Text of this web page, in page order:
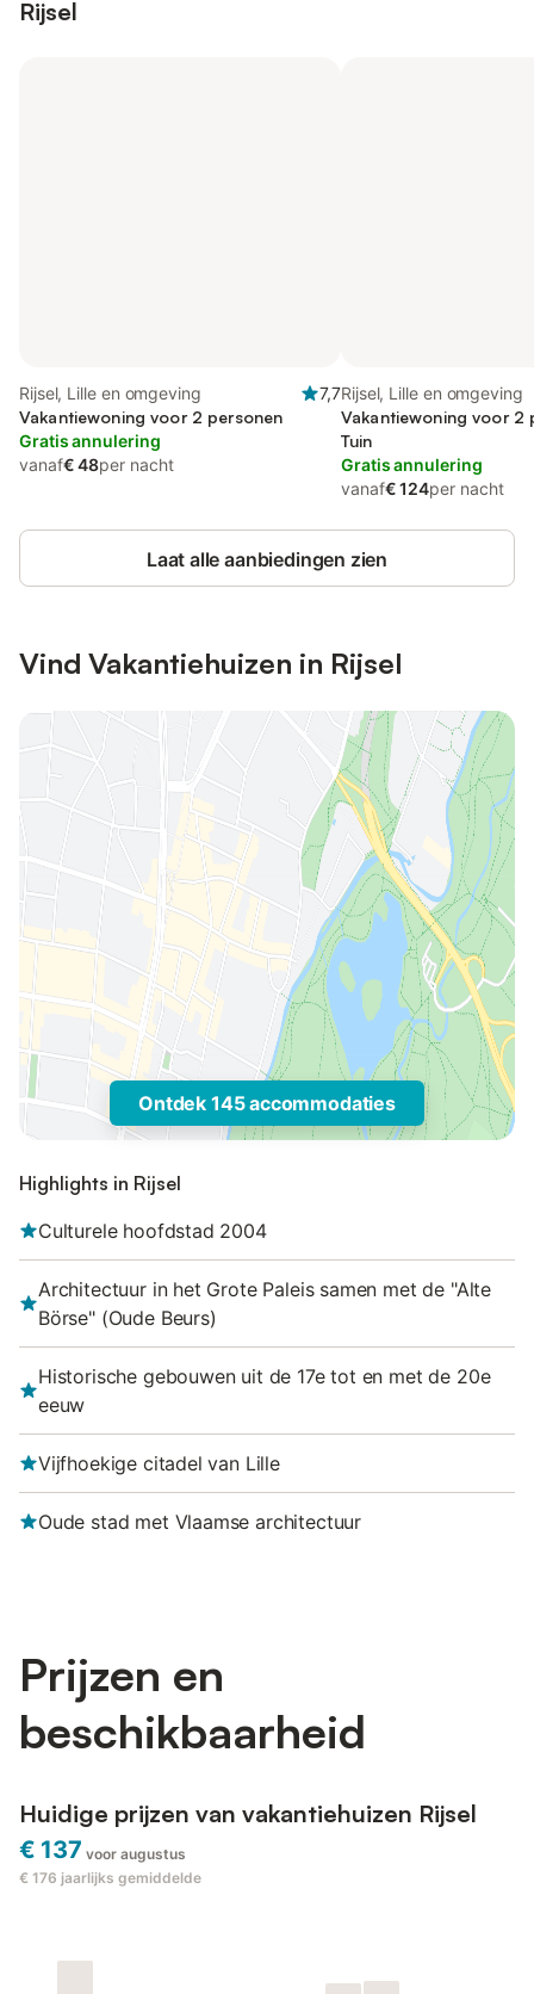
Rijsel
Rijsel, Lille en omgeving
7,7
Vakantiewoning voor 2 personen
Gratis annulering
vanaf€ 48per nacht
Rijsel, Lille en omgeving
Vakantiewoning voor 2
Tuin
Gratis annulering
vanaf€ 124per nacht
Laat alle aanbiedingen zien
Vind Vakantiehuizen in Rijsel
Ontdek 145 accommodaties
Highlights in Rijsel
Culturele hoofdstad 2004
Architectuur in het Grote Paleis samen met de "Alte
Börse" (Oude Beurs)
Historische gebouwen uit de 17e tot en met de 20e
eeuw
Vijfhoekige citadel van Lille
Oude stad met Vlaamse architectuur
Prijzen en
beschikbaarheid
Huidige prijzen van vakantiehuizen Rijsel
€ 137 voor augustus
€ 176 jaarlijks gemiddelde